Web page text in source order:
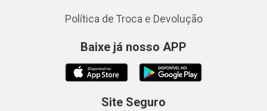
Política de Troca e Devolução
Baixe já nosso APP
Site Seguro